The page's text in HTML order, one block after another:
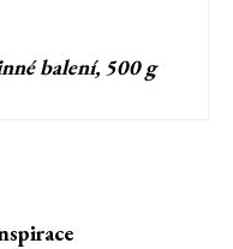
balení, 500 g